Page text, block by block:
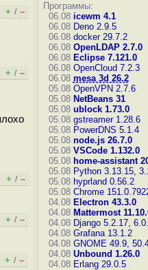
+ / –
+ / –
+ / –
+ / –
+ / –
Программы:
06.08 icewm 4.1
06.08 Deno 2.9.5
06.08 docker 29.7.2
06.08 OpenLDAP 2.7.0
06.08 Eclipse 7.121.0
06.08 OpenCloud 7.2.3
06.08 mesa 3d 26.2
05.08 OpenVPN 2.7.6
05.08 NetBeans 31
05.08 ublock 1.73.0
05.08 gstreamer 1.28.6
05.08 PowerDNS 5.1.4
05.08 node.js 26.7.0
05.08 VSCode 1.132.0
05.08 home-assistant
05.08 Python 3.13.15,
05.08 hyprland 0.56.2
05.08 Chrome
04.08 Electron 43.3.0
04.08 Mattermost
04.08 Django 5.2.17,
04.08 Grafana 13.1.2
04.08 GNOME 49.9,
04.08 Unbound 1.26.0
04.08 Erlang 29.0.5